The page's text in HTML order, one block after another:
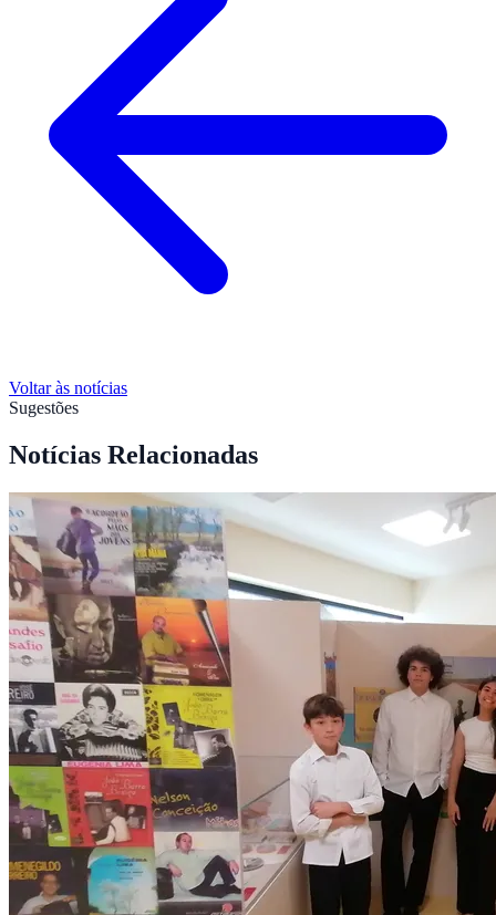
Voltar às notícias
Sugestões
Notícias Relacionadas